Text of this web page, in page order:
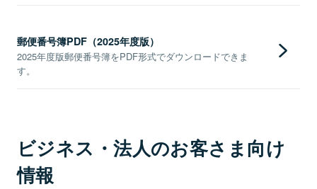
郵便番号簿PDF（2025年度版）
2025年度版郵便番号簿をPDF形式でダウンロードできま
す。
ビジネス・法人のお客さま向け
情報